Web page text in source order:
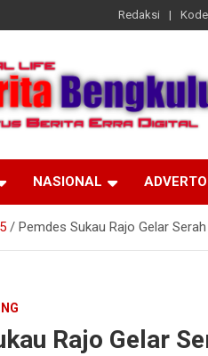
Redaksi
NASIONAL
Pemdes Sukau Rajo Gelar
Rajo Gelar